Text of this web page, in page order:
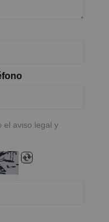
el aviso legal y